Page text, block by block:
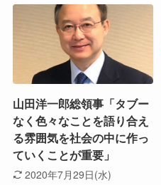
山田洋一郎総領事「タブー
なく色々なことを語り合え
る雰囲気を社会の中に作っ
ていくことが重要」
2020年7月29日(水)